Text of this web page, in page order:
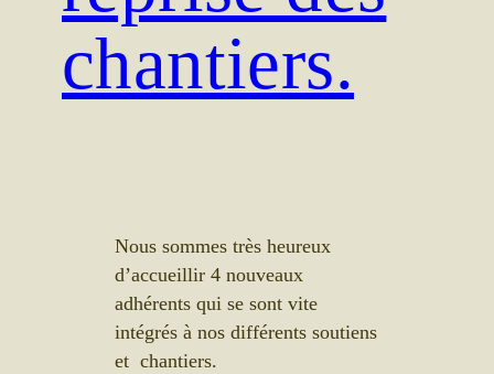
chantiers.
Nous sommes très heureux
d’accueillir 4 nouveaux
adhérents qui se sont vite
intégrés à nos différents soutiens
et chantiers.